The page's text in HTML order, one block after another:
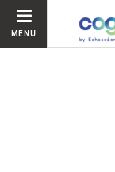
MENU